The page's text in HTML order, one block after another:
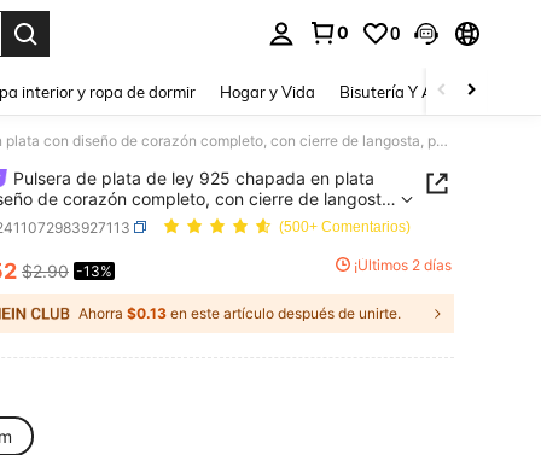
0 0
interior y ropa de dormir Hogar y Vida Bisutería Y Accesorios
Pulsera de plata de ley 925 chapada en plata con diseño de corazón completo, con cierre de langosta, para mujer, joyería de moda para bodas, compromisos y fiestas
Pulsera de plata de ley 925 chapada en plata
de corazón completo, con cierre de langosta,
joyería de moda para bodas, compromisos y
(500+ Comentarios)
AND AVAILABILITY
$2.90 -13% ¡Últimos 2 días
Ahorra $0.13 en este artículo después de unirte.